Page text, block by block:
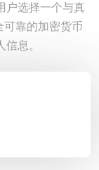
户选择一个与真
可靠的加密货币
息。